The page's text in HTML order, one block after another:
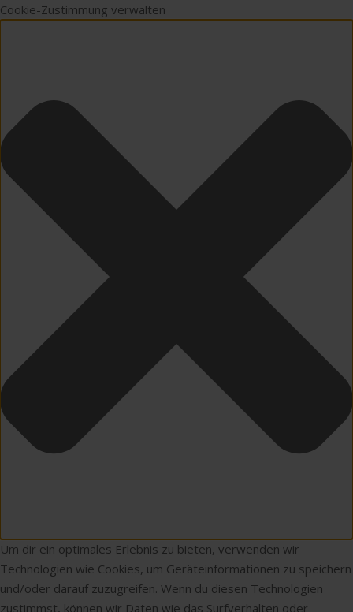
Cookie-Zustimmung verwalten
Um dir ein optimales Erlebnis zu bieten, verwenden wir
Technologien wie Cookies, um Geräteinformationen zu speichern
und/oder darauf zuzugreifen. Wenn du diesen Technologien
zustimmst, können wir Daten wie das Surfverhalten oder